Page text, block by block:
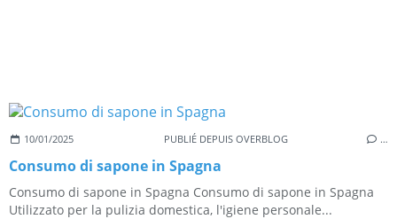
10/01/2025 PUBLIÉ DEPUIS OVERBLOG …
Consumo di sapone in Spagna
Consumo di sapone in Spagna Consumo di sapone in Spagna
Utilizzato per la pulizia domestica, l'igiene personale...